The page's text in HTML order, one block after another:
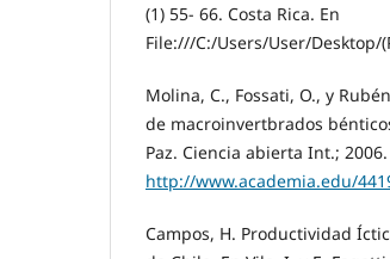
(1) 55- 66. Costa Rica. En
File:///C:/Users/User/Desktop/
Molina, C., Fossati, O., y
de macroinvertbrados
Paz. Ciencia abierta Int.;
http://www.academia.edu/
Campos, H. Productividad